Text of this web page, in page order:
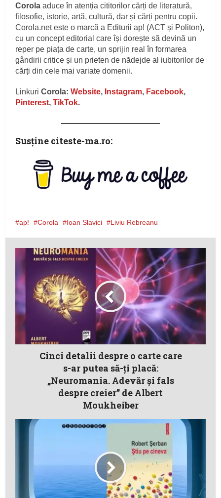
Corolaaduce în atenția cititorilor cărți de literatură,
filosofie, istorie, artă, cultură, dar și cărți pentru copii.
Corola.net este o marcă a Editurii ap! (ACT și Politon),
cu un concept editorial care își dorește să devină un
reper pe piața de carte, un sprijin real în formarea
gândirii critice și un prieten de nădejde al iubitorilor de
cărți din cele mai variate domenii.
LinkuriCorola:Website, Instagram, Facebook,
Pinterest,TikTok.
Susţine citeste-ma.ro:
ap! Corola Ioan Slavici Liviu Rebreanu
Cinci detalii despre o carte care
s-ar putea să-ţi placă:
„Neuromania. Adevăr și fals
despre creier” de Albert
Moukheiber